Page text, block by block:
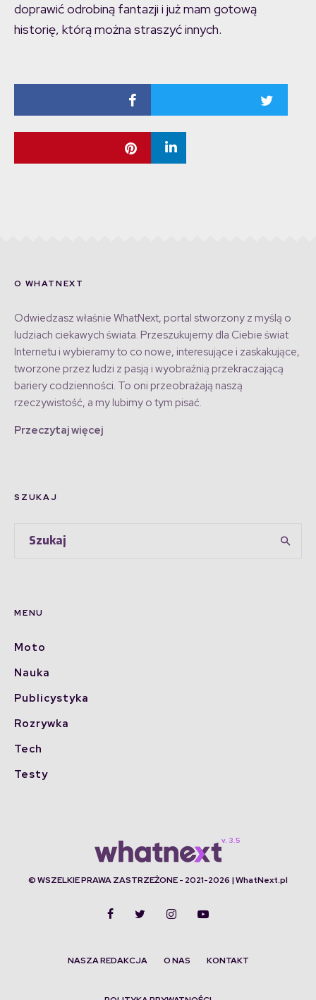
doprawić odrobiną fantazji i już mam gotową
historię, którą można straszyć innych.
O WHATNEXT
Odwiedzasz właśnie WhatNext, portal stworzony z myślą o
ludziach ciekawych świata. Przeszukujemy dla Ciebie świat
Internetu i wybieramy to co nowe, interesujące i zaskakujące,
tworzone przez ludzi z pasją i wyobraźnią przekraczającą
bariery codzienności. To oni przeobrażają naszą
rzeczywistość, a my lubimy o tym pisać.
Przeczytaj więcej
SZUKAJ
MENU
Moto
Nauka
Publicystyka
Rozrywka
Tech
Testy
© WSZELKIE PRAWA ZASTRZEŻONE - 2021-2026 | WhatNext.pl
NASZA REDAKCJA O NAS KONTAKT